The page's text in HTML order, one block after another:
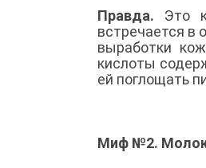
Правда. Это
встречается в
выработки
кислоты
ей поглощать
Миф №2.